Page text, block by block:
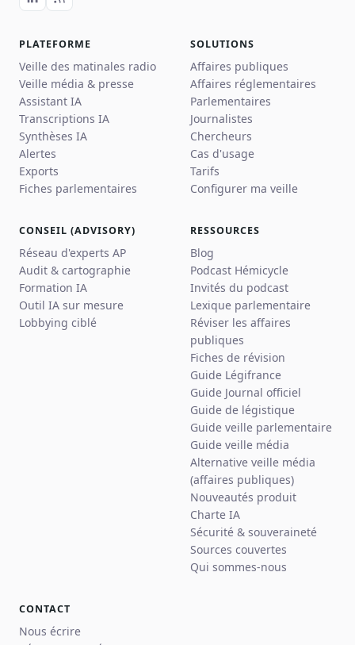
PLATEFORME
Veille des matinales radio
Veille média & presse
Assistant IA
Transcriptions IA
Synthèses IA
Alertes
Exports
Fiches parlementaires
SOLUTIONS
Affaires publiques
Affaires réglementaires
Parlementaires
Journalistes
Chercheurs
Cas d'usage
Tarifs
Configurer ma veille
CONSEIL (ADVISORY)
Réseau d'experts AP
Audit & cartographie
Formation IA
Outil IA sur mesure
Lobbying ciblé
RESSOURCES
Blog
Podcast Hémicycle
Invités du podcast
Lexique parlementaire
Réviser les affaires
publiques
Fiches de révision
Guide Légifrance
Guide Journal officiel
Guide de légistique
Guide veille parlementaire
Guide veille média
Alternative veille média
(affaires publiques)
Nouveautés produit
Charte IA
Sécurité & souveraineté
Sources couvertes
Qui sommes-nous
CONTACT
Nous écrire